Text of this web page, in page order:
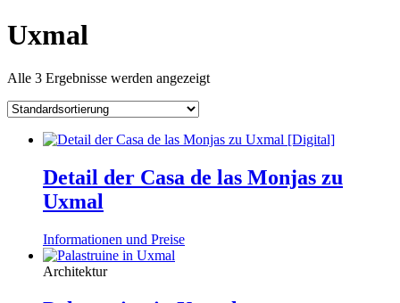
Uxmal
Alle 3 Ergebnisse werden angezeigt
Detail der Casa de las Monjas zu
Uxmal
Informationen und Preise
Architektur